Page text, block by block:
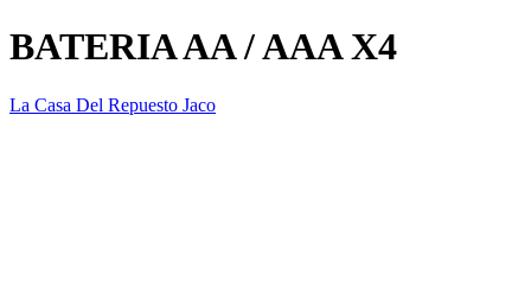
BATERIA AA / AAA X4
La Casa Del Repuesto Jaco